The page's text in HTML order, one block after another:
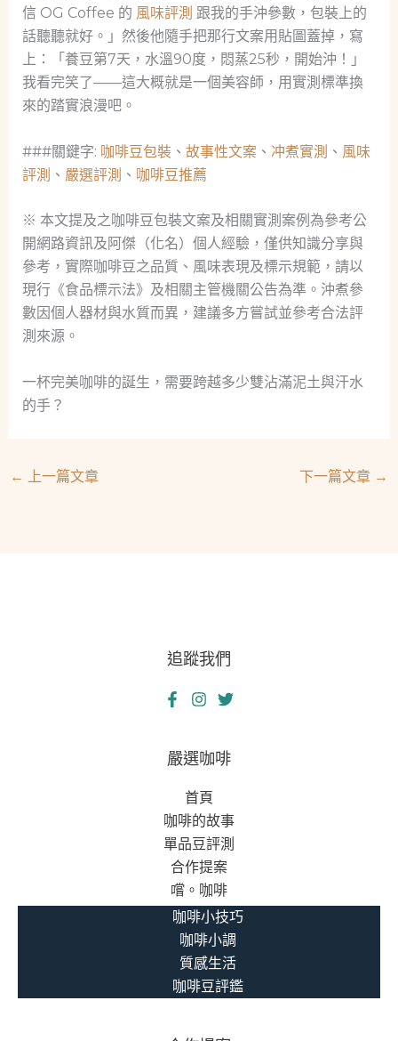
信 OG Coffee 的 風味評測 跟我的手沖參數，包裝上的
話聽聽就好。」然後他隨手把那行文案用貼圖蓋掉，寫
上：「養豆第7天，水溫90度，悶蒸25秒，開始沖！」
我看完笑了——這大概就是一個美容師，用實測標準換
來的踏實浪漫吧。
###關鍵字: 咖啡豆包裝、 故事性文案、 冲煮實測 、 風味
評測 、 嚴選評測 、 咖啡豆推薦
※ 本文提及之咖啡豆包裝文案及相關實測案例為參考公
開網路資訊及阿傑（化名）個人經驗，僅供知識分享與
參考，實際咖啡豆之品質、風味表現及標示規範，請以
現行《食品標示法》及相關主管機關公告為準。沖煮參
數因個人器材與水質而異，建議多方嘗試並參考合法評
測來源。
一杯完美咖啡的誕生，需要跨越多少雙沾滿泥土與汗水
的手？
← 上一篇文章 下一篇文章 →
追蹤我們
嚴選咖啡
首頁
咖啡的故事
單品豆評測
合作提案
嚐。咖啡
咖啡小技巧
咖啡小調
質感生活
咖啡豆評鑑